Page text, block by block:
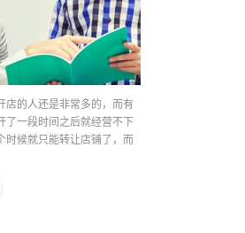
店的人还是非常多的，而有
了一段时间之后就经营不下
时候就只能转让店铺了，而